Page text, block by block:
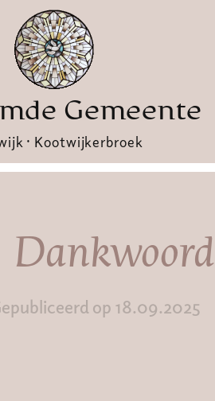
Gemeente
· Kootwijkerbroek
Dankwoord
op 18.09.2025